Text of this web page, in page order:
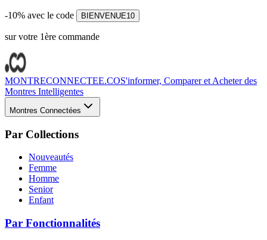
-10% avec le code BIENVENUE10
sur votre 1ère commande
MONTRECONNECTEE.COS'informer, Comparer et Acheter des
Montres Intelligentes
Montres Connectées
Par Collections
Nouveautés
Femme
Homme
Senior
Enfant
Par Fonctionnalités